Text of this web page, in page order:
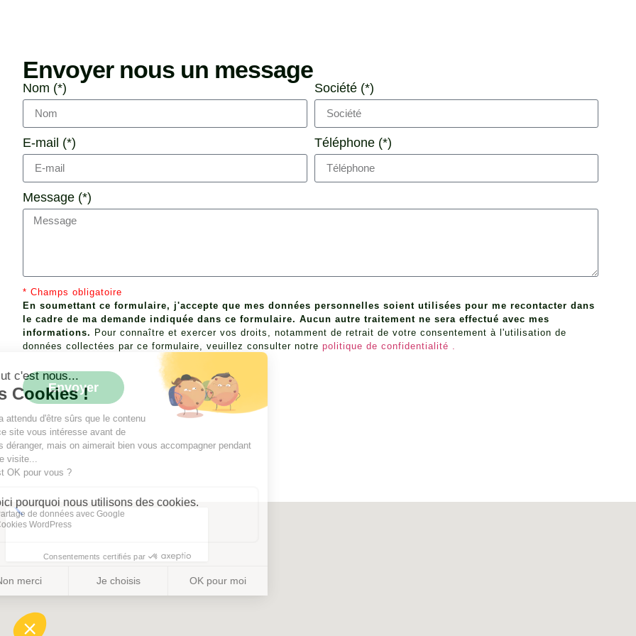
Envoyer nous un message
Nom (*) Société (*)
E-mail (*) Téléphone (*)
Message (*)
* Champs obligatoire
En soumettant ce formulaire, j'accepte que mes données personnelles soient utilisées pour me recontacter dans
le cadre de ma demande indiquée dans ce formulaire. Aucun autre traitement ne sera effectué avec mes
informations. Pour connaître et exercer vos droits, notamment de retrait de votre consentement à l'utilisation de
données collectées par ce formulaire, veuillez consulter notre politique de confidentialité .
Envoyer